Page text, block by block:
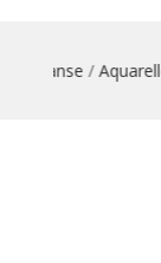
danse/